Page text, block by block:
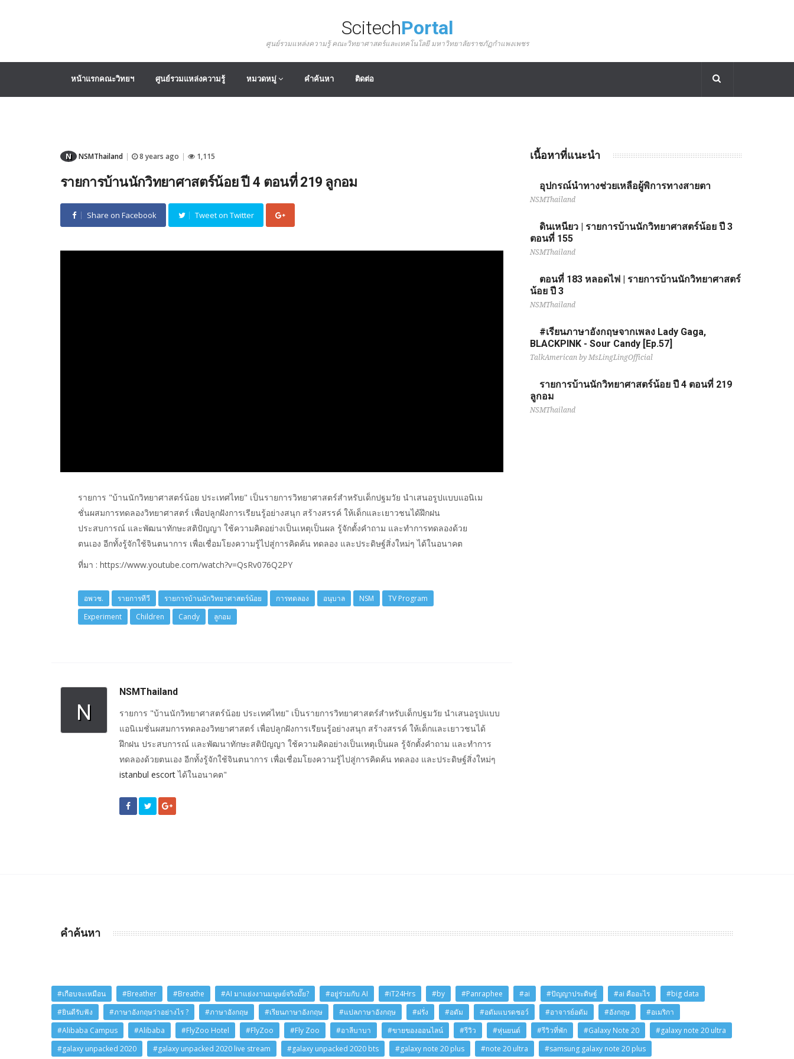
ScitechPortal
ศูนย์รวมแหล่งความรู้ คณะวิทยาศาสตร์และเทคโนโลยี มหาวิทยาลัยราชภัฏกำแพงเพชร
หน้าแรกคณะวิทยฯ ศูนย์รวมแหล่งความรู้ หมวดหมู่ คำค้นหา ติดต่อ
N NSMThailand 8 years ago 1,115
รายการบ้านนักวิทยาศาสตร์น้อย ปี 4 ตอนที่ 219 ลูกอม
Share on Facebook Tweet on Twitter
รายการ "บ้านนักวิทยาศาสตร์น้อย ประเทศไทย" เป็นรายการวิทยาศาสตร์สำหรับเด็กปฐมวัย นำเสนอรูปแบบแอนิเม
ชั่นผสมการทดลองวิทยาศาสตร์ เพื่อปลูกฝังการเรียนรู้อย่างสนุก สร้างสรรค์ ให้เด็กและเยาวชนได้ฝึกฝน
ประสบการณ์ และพัฒนาทักษะสติปัญญา ใช้ความคิดอย่างเป็นเหตุเป็นผล รู้จักตั้งคำถาม และทำการทดลองด้วย
ตนเอง อีกทั้งรู้จักใช้จินตนาการ เพื่อเชื่อมโยงความรู้ไปสู่การคิดค้น ทดลอง และประดิษฐ์สิ่งใหม่ๆ ได้ในอนาคต
ที่มา : https://www.youtube.com/watch?v=QsRv076Q2PY
อพวช. รายการทีวี รายการบ้านนักวิทยาศาสตร์น้อย การทดลอง อนุบาล NSM
TV Program
Experiment
Children Candy ลูกอม
N
NSMThailand
รายการ "บ้านนักวิทยาศาสตร์น้อย ประเทศไทย" เป็นรายการวิทยาศาสตร์สำหรับเด็กปฐมวัย นำเสนอรูปแบบ
แอนิเมชั่นผสมการทดลองวิทยาศาสตร์ เพื่อปลูกฝังการเรียนรู้อย่างสนุก สร้างสรรค์ ให้เด็กและเยาวชนได้
ฝึกฝน ประสบการณ์ และพัฒนาทักษะสติปัญญา ใช้ความคิดอย่างเป็นเหตุเป็นผล รู้จักตั้งคำถาม และทำการ
ทดลองด้วยตนเอง อีกทั้งรู้จักใช้จินตนาการ เพื่อเชื่อมโยงความรู้ไปสู่การคิดค้น ทดลอง และประดิษฐ์สิ่งใหม่ๆ
istanbul escortได้ในอนาคต"
เนื้อหาที่แนะนำ
อุปกรณ์นำทางช่วยเหลือผู้พิการทางสายตา
NSMThailand
ดินเหนียว | รายการบ้านนักวิทยาศาสตร์น้อย ปี 3
ตอนที่ 155
NSMThailand
ตอนที่ 183 หลอดไฟ | รายการบ้านนักวิทยาศาสตร์
น้อย ปี 3
NSMThailand
#เรียนภาษาอังกฤษจากเพลง Lady Gaga,
BLACKPINK - Sour Candy [Ep.57]
TalkAmerican by MsLingLingOfficial
รายการบ้านนักวิทยาศาสตร์น้อย ปี 4 ตอนที่ 219
ลูกอม
NSMThailand
คำค้นหา
#เกือบจะเหมือน #Breather #Breathe #AI มาแย่งงานมนุษย์จริงมั๊ย? #อยู่ร่วมกับ AI #iT24Hrs #by #Panraphee #ai #ปัญญาประดิษฐ์ #ai คืออะไร
#big data
#ยินดีรับฟัง
#ภาษาอังกฤษว่าอย่างไร ? #ภาษาอังกฤษ #เรียนภาษาอังกฤษ #แปลภาษาอังกฤษ #ฝรั่ง #อดัม #อดัมแบรดชอว์ #อาจารย์อดัม #อังกฤษ
#อเมริกา
#Alibaba Campus
#Alibaba #FlyZoo Hotel #FlyZoo #Fly Zoo #อาลีบาบา #ขายของออนไลน์ #รีวิว #หุ่นยนต์ #รีวิวที่พัก #Galaxy Note 20
#galaxy note 20 ultra
#galaxy unpacked 2020
#galaxy unpacked 2020 live stream #galaxy unpacked 2020 bts #galaxy note 20 plus #note 20 ultra #samsung galaxy note 20 plus